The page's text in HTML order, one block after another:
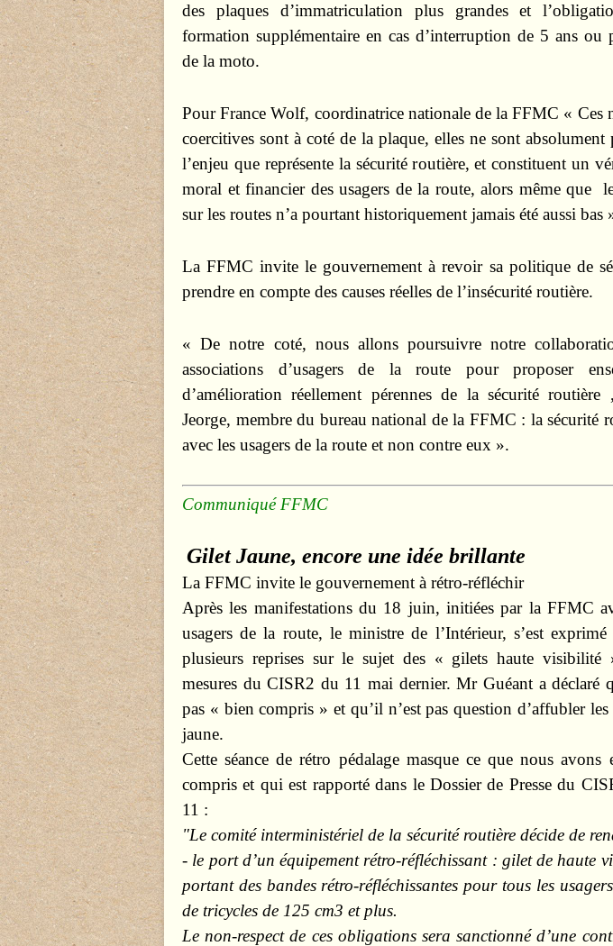
des plaques d’immatriculation plus grandes et
formation supplémentaire en cas d’interruption de 5 ans ou
de la moto.
Pour France Wolf, coordinatrice nationale de la FFMC « Ces
coercitives sont à coté de la plaque, elles ne sont absolument
l’enjeu que représente la sécurité routière, et constituent un
moral et financier des usagers de la route, alors même que
sur les routes n’a pourtant historiquement jamais été aussi bas
La FFMC invite le gouvernement à revoir sa politique de
prendre en compte des causes réelles de l’insécurité routière.
« De notre coté, nous allons poursuivre notre
associations d’usagers de la route pour proposer
d’amélioration réellement pérennes de la sécurité routière ,
Jeorge, membre du bureau national de la FFMC : la sécurité
avec les usagers de la route et non contre eux ».
Communiqué FFMC
Gilet Jaune, encore une idée brillante
La FFMC invite le gouvernement à rétro-réfléchir
Après les manifestations du 18 juin, initiées par la FFMC
usagers de la route, le ministre de l’Intérieur, s’est
plusieurs reprises sur le sujet des « gilets haute visibilité
mesures du CISR2 du 11 mai dernier. Mr Guéant a déclaré
pas « bien compris » et qu’il n’est pas question d’affubler
jaune.
Cette séance de rétro pédalage masque ce que nous avons
compris et qui est rapporté dans le Dossier de Presse du
11 :
"Le comité interministériel de la sécurité routière décide de
- le port d’un équipement rétro-réfléchissant : gilet de haute
portant des bandes rétro-réfléchissantes pour tous les
de tricycles de 125 cm3 et plus.
Le non-respect de ces obligations sera sanctionné d’une